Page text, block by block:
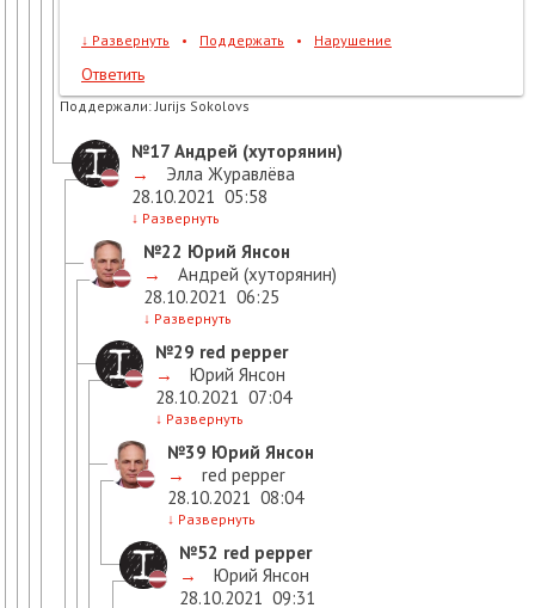
↓ Развернуть • Поддержать • Нарушение
Ответить
Поддержали: Jurijs Sokolovs
№17 Андрей (хуторянин)
→
Элла Журавлёва
28.10.2021 05:58
↓ Развернуть
№22 Юрий Янсон
→
Андрей (хуторянин)
28.10.2021 06:25
↓ Развернуть
№29 red pepper
→
Юрий Янсон
28.10.2021 07:04
↓ Развернуть
№39 Юрий Янсон
→
red pepper
28.10.2021 08:04
↓ Развернуть
№52 red pepper
→
Юрий Янсон
28.10.2021 09:31